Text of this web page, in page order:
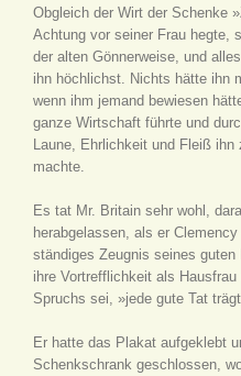
Obgleich der Wirt der Schenke
Achtung vor seiner Frau hegte,
der alten Gönnerweise, und
ihn höchlichst. Nichts hätte ihn
wenn ihm jemand bewiesen
ganze Wirtschaft führte und
Laune, Ehrlichkeit und Fleiß
machte.
Es tat Mr. Britain sehr wohl,
herabgelassen, als er
ständiges Zeugnis seines
ihre Vortrefflichkeit als
Spruchs sei, »jede gute Tat
Er hatte das Plakat aufgeklebt
Schenkschrank geschlossen,